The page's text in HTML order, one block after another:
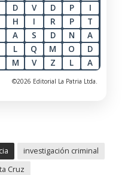
D V D P
I
H I R P
T
A S D N
A
L Q M O
D
M V Z L A
©2026 Editorial La Patria Ltda.
investigación criminal
Cruz